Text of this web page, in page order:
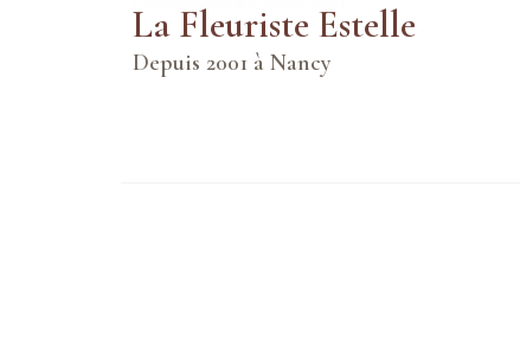
La Fleuriste Estelle
Depuis 2001 à Nancy